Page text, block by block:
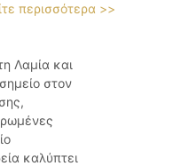
περισσότερα >>
Λαμία και
στον
καλύπτει